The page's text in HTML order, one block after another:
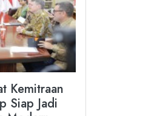
Kemitraan
Siap Jadi